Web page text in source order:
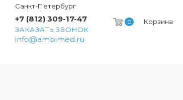
0 Корзина
Санкт-Петербург
+7 (812) 309-17-47
ЗАКАЗАТЬ ЗВОНОК
info@ambimed.ru